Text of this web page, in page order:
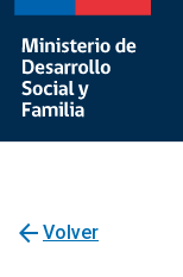
arrow_back Volver